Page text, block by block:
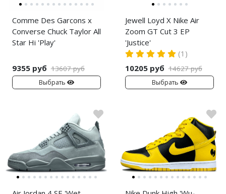
Comme Des Garcons x
Converse Chuck Taylor All
Star Hi 'Play'
9355 руб 13607 руб
Выбрать
Jewell Loyd X Nike Air
Zoom GT Cut 3 EP
'Justice'
(1)
10205 руб 14627 руб
Выбрать